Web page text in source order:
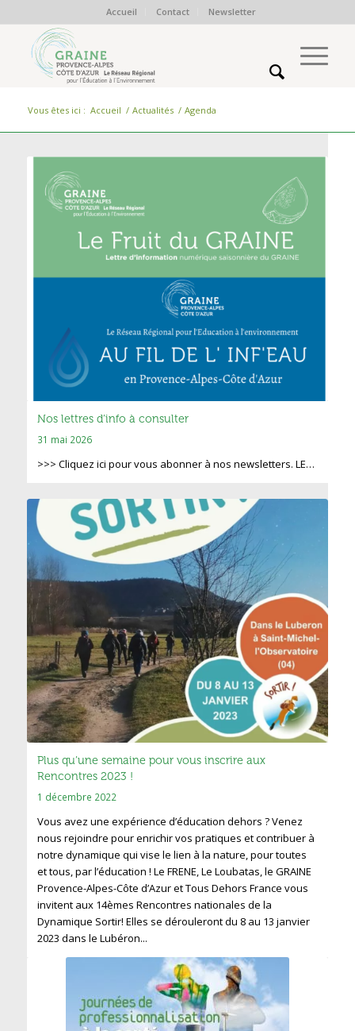
Accueil Contact Newsletter
Vous êtes ici : Accueil / Actualités / Agenda
Nos lettres d’info à consulter
31 mai 2026
>>> Cliquez ici pour vous abonner à nos newsletters. LE…
Plus qu’une semaine pour vous inscrire aux
Rencontres 2023 !
1 décembre 2022
Vous avez une expérience d’éducation dehors ? Venez
nous rejoindre pour enrichir vos pratiques et contribuer à
notre dynamique qui vise le lien à la nature, pour toutes
et tous, par l’éducation ! Le FRENE, Le Loubatas, le GRAINE
Provence-Alpes-Côte d’Azur et Tous Dehors France vous
invitent aux 14èmes Rencontres nationales de la
Dynamique Sortir! Elles se dérouleront du 8 au 13 janvier
2023 dans le Lubéron...